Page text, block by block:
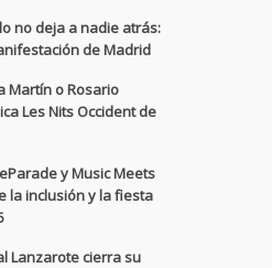
no deja a nadie atrás:
de Madrid
Martín o Rosario
Les Nits Occident de
y Music Meets
la inclusión y la fiesta
Lanzarote cierra su